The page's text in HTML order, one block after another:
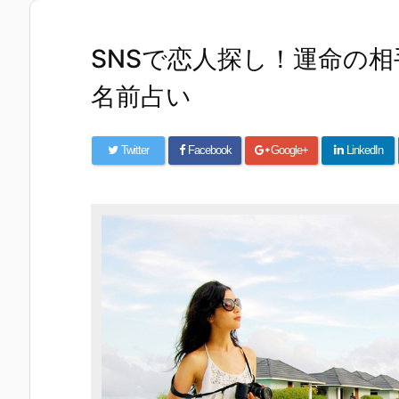
SNSで恋人探し！運命の
名前占い
Twitter Facebook Google+ LinkedIn